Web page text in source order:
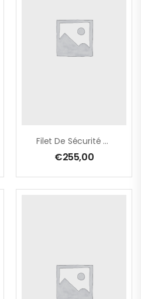
Filet De Sécurité Pour Lève-Palette À Grille De Sécurité Fixe
€255,00